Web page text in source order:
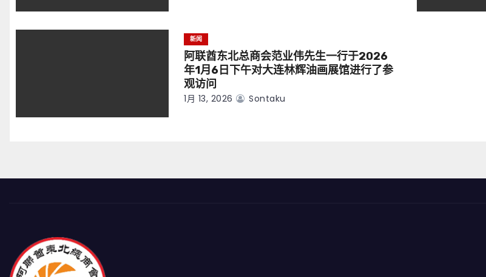
新闻
阿联酋东北总商会范业伟先生一行于2026
年1月6日下午对大连林辉油画展馆进行了参
观访问
1月 13, 2026 Sontaku